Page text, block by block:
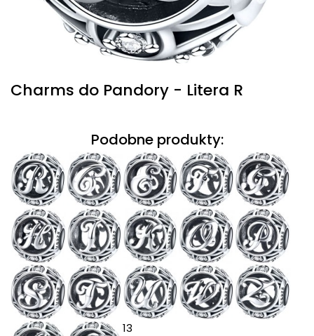
Charms do Pandory - Litera R
Podobne produkty:
13